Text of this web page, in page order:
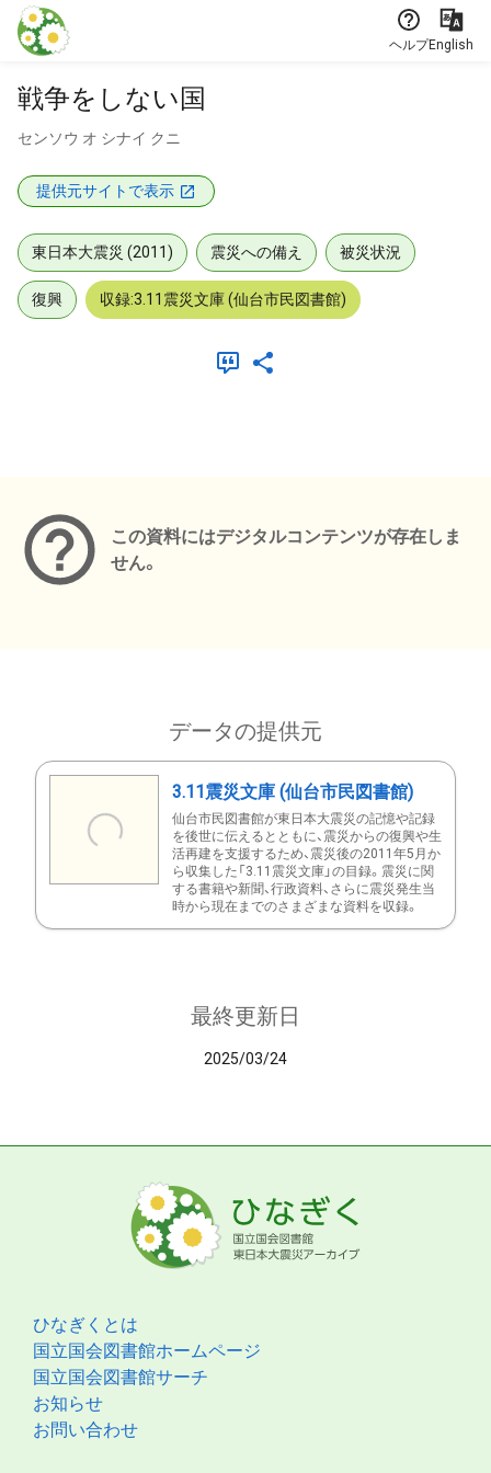
本文に飛ぶ
ヘルプEnglish
戦争をしない国
センソウ オ シナイ クニ
提供元サイトで表示
東日本大震災 (2011) 震災への備え 被災状況
復興 収録:3.11震災文庫 (仙台市民図書館)
この資料にはデジタルコンテンツが存在しま
せん。
データの提供元
3.11震災文庫 (仙台市民図書館)
仙台市民図書館が東日本大震災の記憶や記録
を後世に伝えるとともに、震災からの復興や生
活再建を支援するため、震災後の2011年5月か
ら収集した「3.11震災文庫」の目録。震災に関
する書籍や新聞、行政資料、さらに震災発生当
時から現在までのさまざまな資料を収録。
最終更新日
2025/03/24
ひなぎくとは
国立国会図書館ホームページ
国立国会図書館サーチ
お知らせ
お問い合わせ